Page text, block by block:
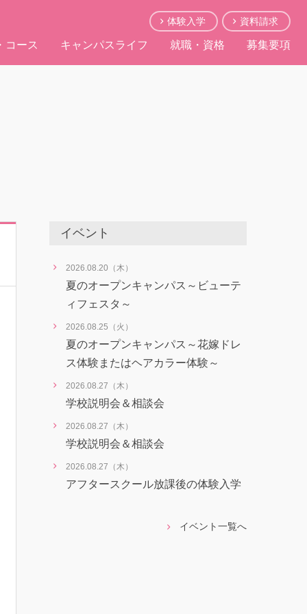
体験入学 資料請求
コース キャンパスライフ 就職・資格 募集要項
イベント
2026.08.20（木）
夏のオープンキャンパス～ビューテ
ィフェスタ～
2026.08.25（火）
夏のオープンキャンパス～花嫁ドレ
ス体験またはヘアカラー体験～
2026.08.27（木）
学校説明会＆相談会
2026.08.27（木）
学校説明会＆相談会
2026.08.27（木）
アフタースクール放課後の体験入学
イベント一覧へ